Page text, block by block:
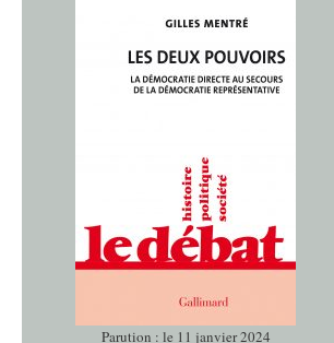
Parution : le 11 janvier 2024